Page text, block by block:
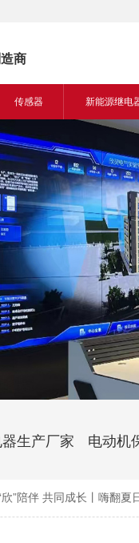
商
传感器
开关
开关
器
偶
阻
新能源继电
新能源交流
新能源直流
生产厂家 电动机
欣”陪伴 共同成长丨嗨翻夏